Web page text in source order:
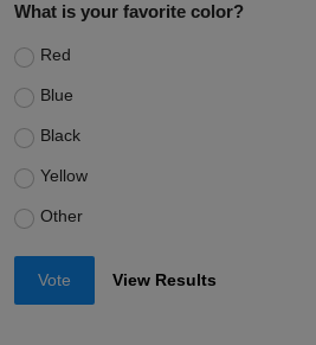
What is your favorite color?
Red
Blue
Black
Yellow
Other
Vote View Results